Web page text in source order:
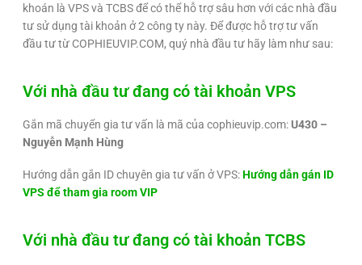
khoán là VPS và TCBS để có thể hỗ trợ sâu hơn với các nhà đầu
tư sử dụng tài khoản ở 2 công ty này. Để được hỗ trợ tư vấn
đầu tư từ COPHIEUVIP.COM, quý nhà đầu tư hãy làm như sau:
Với nhà đầu tư đang có tài khoản VPS
Gắn mã chuyển gia tư vấn là mã của cophieuvip.com:U430 –
Nguyễn Mạnh Hùng
Hướng dẫn gắn ID chuyên gia tư vấn ở VPS:Hướng dẫn gán ID
VPS để tham gia room VIP
Với nhà đầu tư đang có tài khoản TCBS